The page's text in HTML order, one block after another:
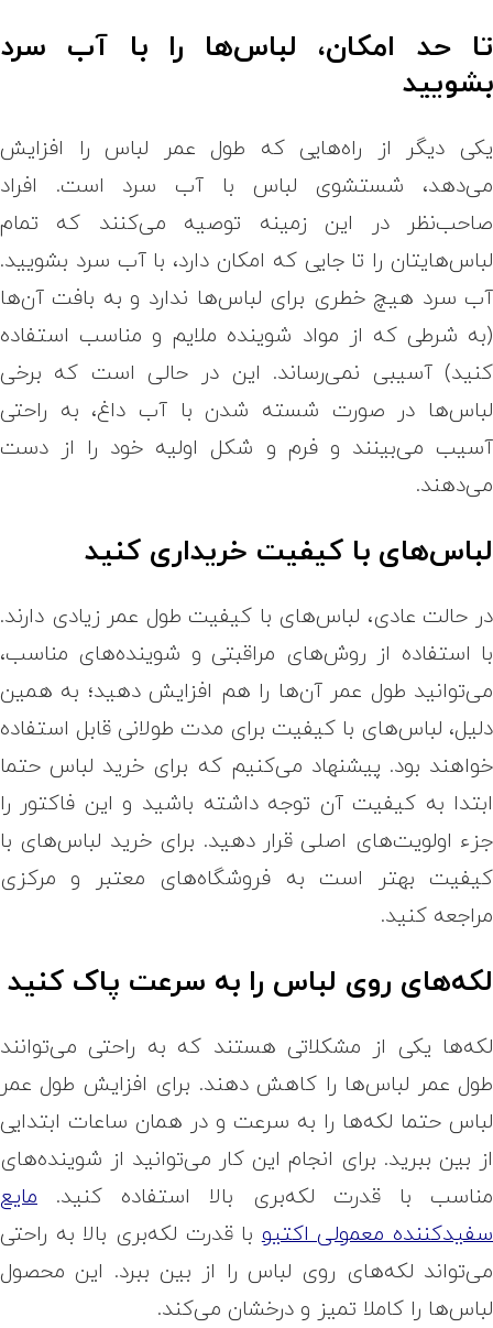
تا حد امکان، لباس‌ها را با آب سرد
بشویید
یکی دیگر از راه‌هایی که طول عمر لباس را افزایش
می‌دهد، شستشوی لباس با آب سرد است. افراد
صاحب‌نظر در این زمینه توصیه می‌کنند که تمام
لباس‌هایتان را تا جایی که امکان دارد، با آب سرد بشویید.
آب سرد هیچ خطری برای لباس‌ها ندارد و به بافت آن‌ها
(به شرطی که از مواد شوینده ملایم و مناسب استفاده
کنید) آسیبی نمی‌رساند. این در حالی است که برخی
لباس‌ها در صورت شسته شدن با آب داغ، به راحتی
آسیب می‌بینند و فرم و شکل اولیه خود را از دست
می‌دهند.
لباس‌های با کیفیت خریداری کنید
در حالت عادی، لباس‌های با کیفیت طول عمر زیادی دارند.
با استفاده از روش‌های مراقبتی و شوینده‌های مناسب،
می‌توانید طول عمر آن‌ها را هم افزایش دهید؛ به همین
دلیل، لباس‌های با کیفیت برای مدت طولانی قابل استفاده
خواهند بود. پیشنهاد می‌کنیم که برای خرید لباس حتما
ابتدا به کیفیت آن توجه داشته باشید و این فاکتور را
جزء اولویت‌های اصلی قرار دهید. برای خرید لباس‌های با
کیفیت بهتر است به فروشگاه‌های معتبر و مرکزی
مراجعه کنید.
لکه‌های روی لباس را به سرعت پاک کنید
لکه‌ها یکی از مشکلاتی هستند که به راحتی می‌توانند
طول عمر لباس‌ها را کاهش دهند. برای افزایش طول عمر
لباس حتما لکه‌ها را به سرعت و در همان ساعات ابتدایی
از بین ببرید. برای انجام این کار می‌توانید از شوینده‌های
مناسب با قدرت لکه‌بری بالا استفاده کنید.مایع
سفیدکننده معمولی اکتیوبا قدرت لکه‌بری بالا به راحتی
می‌تواند لکه‌های روی لباس را از بین ببرد. این محصول
لباس‌ها را کاملا تمیز و درخشان می‌کند.